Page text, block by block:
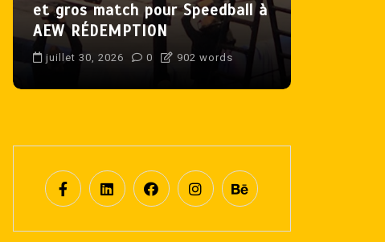
et gros match pour Speedball à
AEW RÉDEMPTION
juillet 30, 2026 0 902 words